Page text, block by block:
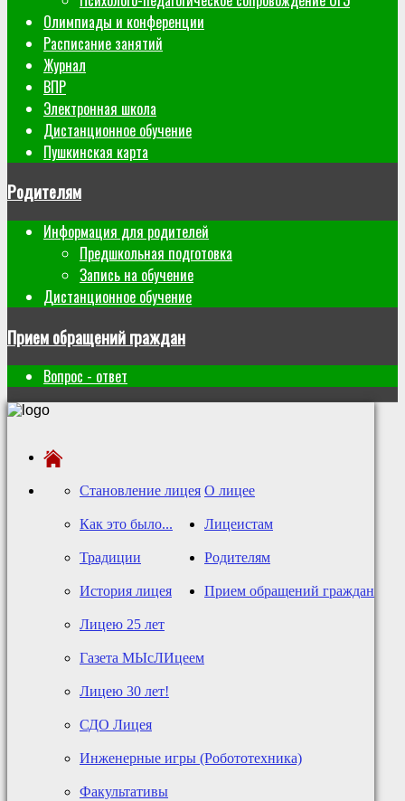
Олимпиады и конференции
Расписание занятий
Журнал
ВПР
Электронная школа
Дистанционное обучение
Пушкинская карта
Родителям
Информация для родителей
Предшкольная подготовка
Запись на обучение
Дистанционное обучение
Прием обращений граждан
Вопрос - ответ
О лицее
Становление лицея
Как это было...
Традиции
История лицея
Лицею 25 лет
Газета МЫсЛИцеем
Лицею 30 лет!
Лицеистам
СДО Лицея
Инженерные игры (Робототехника)
Факультативы
Родителям
Прием обращений граждан